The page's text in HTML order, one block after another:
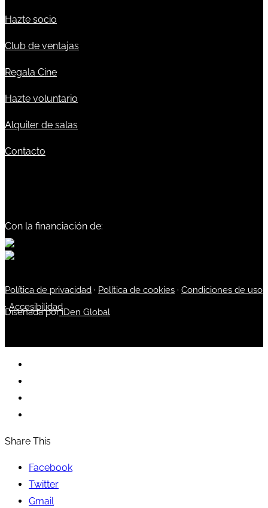
Hazte socio
Club de ventajas
Regala Cine
Hazte voluntario
Alquiler de salas
Contacto
Con la financiación de:
Política de privacidad · Política de cookies · Condiciones de uso
·Accesibilidad
Diseñada poriDen Global
Share This
Facebook
Twitter
Gmail